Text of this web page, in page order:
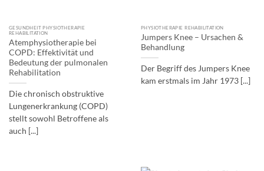
GESUNDHEIT PHYSIOTHERAPIE
REHABILITATION
Atemphysiotherapie bei
COPD: Effektivität und
Bedeutung der pulmonalen
Rehabilitation
Die chronisch obstruktive
Lungenerkrankung (COPD)
stellt sowohl Betroffene als
auch [...]
PHYSIOTHERAPIE REHABILITATION
Jumpers Knee – Ursachen &
Behandlung
Der Begriff des Jumpers Knee
kam erstmals im Jahr 1973 [...]